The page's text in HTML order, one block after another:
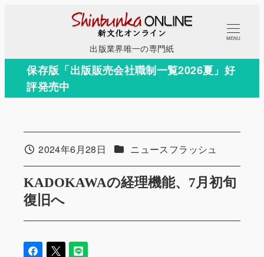
コ
テ
出版業界唯一の専門紙
MENU
保存版「出版販売会社職制一覧2026夏」好
評発売中
KADOKAWAの経理機能、7月初旬
復旧へ
投稿日2024年6月28日 カテゴリー
ニュースフラッシュ